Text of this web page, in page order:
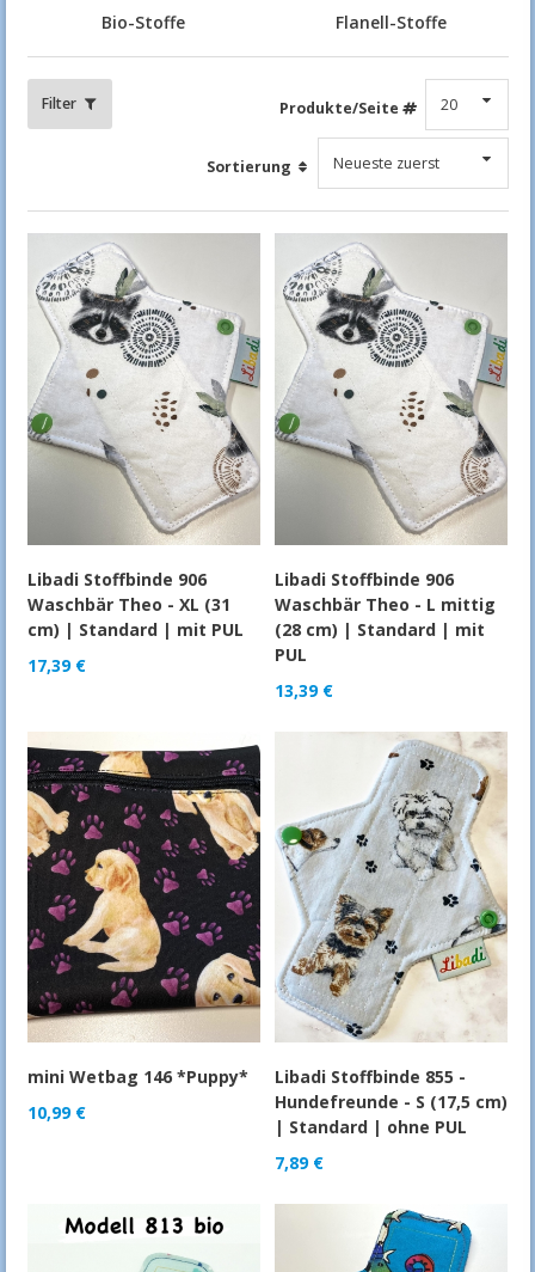
Bio-Stoffe Flanell-Stoffe
Filter Produkte/Seite
Sortierung
Libadi Stoffbinde 906
Waschbär Theo - XL (31
cm) | Standard | mit PUL
17,39 €
Libadi Stoffbinde 906
Waschbär Theo - L mittig
(28 cm) | Standard | mit
PUL
13,39 €
mini Wetbag 146 *Puppy*
10,99 €
Libadi Stoffbinde 855 -
Hundefreunde - S (17,5 cm)
| Standard | ohne PUL
7,89 €